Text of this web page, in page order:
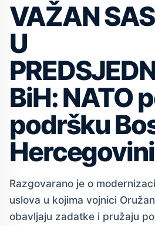
VAŽAN
U
BiH: NATO
podršku
Hercegovini
Razgovarano je o
uslova u kojima vojnici
obavljaju zadatke i pružaju